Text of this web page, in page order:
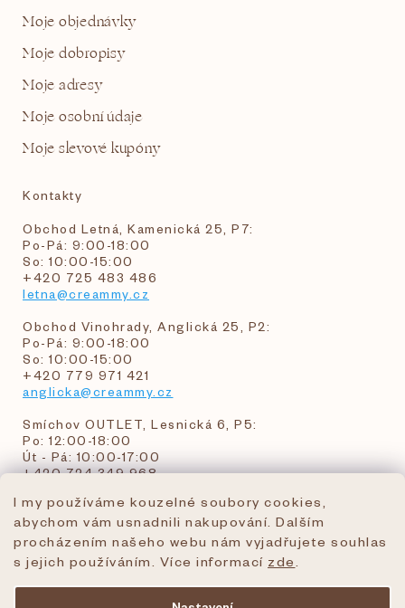
I my používáme kouzelné soubory cookies,
abychom vám usnadnili nakupování. Dalším
procházením našeho webu nám vyjadřujete souhlas
s jejich používáním. Více informací zde
Moje objednávky
Moje dobropisy
Moje adresy
Moje osobní údaje
Moje slevové kupóny
Kontakty
Obchod Letná, Kamenická 25, P7:
Po-Pá: 9:00-18:00
So: 10:00-15:00
+420 725 483 486
letna@creammy.cz
Obchod Vinohrady, Anglická 25, P2:
Po-Pá: 9:00-18:00
So: 10:00-15:00
+420 779 971 421
anglicka@creammy.cz
Smíchov OUTLET, Lesnická 6, P5:
Po: 12:00-18:00
Út - Pá: 10:00-17:00
+420 724 349 968
objednavky@creammy.cz
tel:+420 724 349 968